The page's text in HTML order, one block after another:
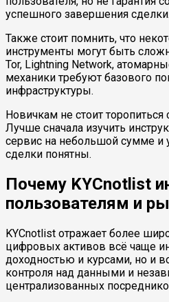
успешного завершения сделки.
Также стоит помнить, что
инструменты могут быть
Tor, Lightning Network,
механики требуют базового
инфраструктуры.
Новичкам не стоит
Лучше сначала изучить
сервис на небольшой сумме и
сделки понятны.
Почему KYCnotlist
пользователям и
KYCnotlist отражает более
цифровых активов всё чаще
доходностью и курсами, но и
контроля над данными и
централизованных